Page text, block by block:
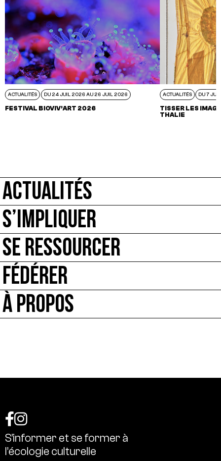
ACTUALITÉS DU 24 JUIL 2026 AU 26 JUIL 2026
FESTIVAL BIOVIV’ART 2026
ACTUALITÉS DU 7
TISSER LES
THALIE
ACTUALITÉS
S’IMPLIQUER
SE RESSOURCER
FÉDÉRER
À PROPOS
S’informer et se former à
l’écologie culturelle